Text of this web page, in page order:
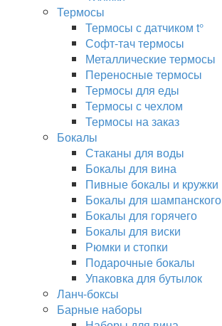
Термосы
Термосы с датчиком t°
Софт-тач термосы
Металлические термосы
Переносные термосы
Термосы для еды
Термосы с чехлом
Термосы на заказ
Бокалы
Стаканы для воды
Бокалы для вина
Пивные бокалы и кружки
Бокалы для шампанского
Бокалы для горячего
Бокалы для виски
Рюмки и стопки
Подарочные бокалы
Упаковка для бутылок
Ланч-боксы
Барные наборы